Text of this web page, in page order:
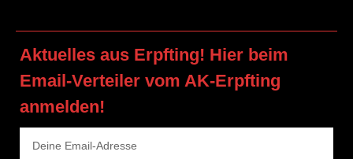
Aktuelles aus Erpfting! Hier beim
Email-Verteiler vom AK-Erpfting
anmelden!